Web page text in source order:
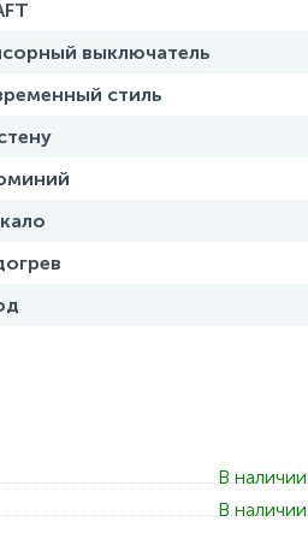
выключатель
стиль
В наличии
В наличии